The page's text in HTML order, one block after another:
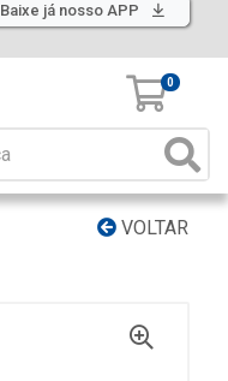
Baixe já nosso APP
0
VOLTAR